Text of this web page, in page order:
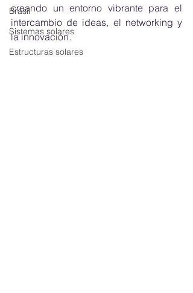
Brasil
Sistemas solares
Estructuras solares
creando un entorno vibrante para el
intercambio de ideas, el networking y
la innovación.